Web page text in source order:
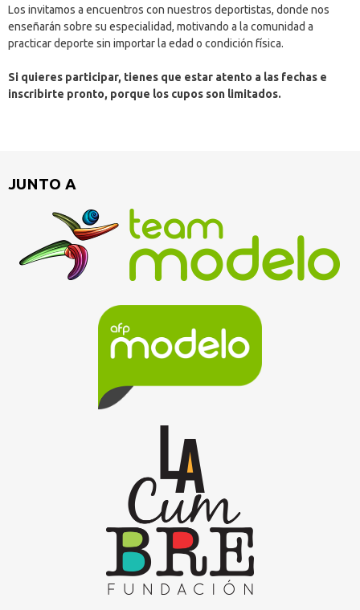
Los invitamos a encuentros con nuestros deportistas, donde nos
enseñarán sobre su especialidad, motivando a la comunidad a
practicar deporte sin importar la edad o condición física.
Si quieres participar, tienes que estar atento a las fechas e
inscribirte pronto, porque los cupos son limitados.
JUNTO A